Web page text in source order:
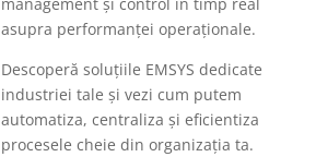
asupra performanței operaționale.
Descoperă soluțiile EMSYS dedicate
industriei tale și vezi cum putem
automatiza, centraliza și eficientiza
procesele cheie din organizația ta.